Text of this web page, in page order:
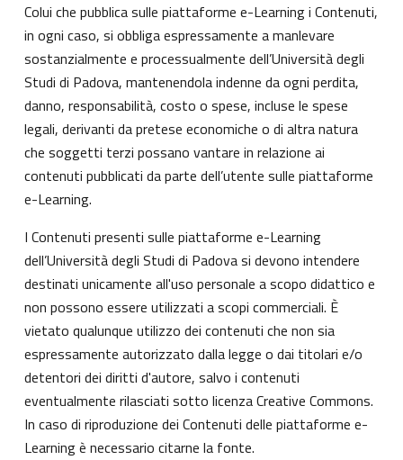
Colui che pubblica sulle piattaforme e-Learning i Contenuti,
in ogni caso, si obbliga espressamente a manlevare
sostanzialmente e processualmente dell’Università degli
Studi di Padova, mantenendola indenne da ogni perdita,
danno, responsabilità, costo o spese, incluse le spese
legali, derivanti da pretese economiche o di altra natura
che soggetti terzi possano vantare in relazione ai
contenuti pubblicati da parte dell’utente sulle piattaforme
e-Learning.
I Contenuti presenti sulle piattaforme e-Learning
dell’Università degli Studi di Padova si devono intendere
destinati unicamente all'uso personale a scopo didattico e
non possono essere utilizzati a scopi commerciali. È
vietato qualunque utilizzo dei contenuti che non sia
espressamente autorizzato dalla legge o dai titolari e/o
detentori dei diritti d'autore, salvo i contenuti
eventualmente rilasciati sotto licenza Creative Commons.
In caso di riproduzione dei Contenuti delle piattaforme e-
Learning è necessario citarne la fonte.